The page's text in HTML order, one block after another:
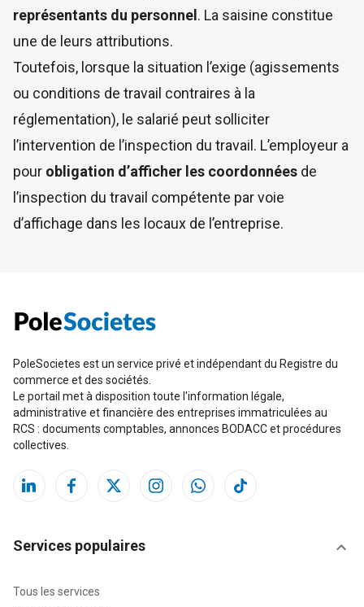
représentants du personnel . La saisine constitue
une de leurs attributions.
Toutefois, lorsque la situation l’exige (agissements
ou conditions de travail contraires à la
réglementation), le salarié peut solliciter
l’intervention de l’inspection du travail. L’employeur a
pour obligation d’afficher les coordonnées de
l’inspection du travail compétente par voie
d’affichage dans les locaux de l’entreprise.
PoleSocietes est un service privé et indépendant du Registre du
commerce et des sociétés.
Le portail met à disposition toute l'information légale,
administrative et financière des entreprises immatriculées au
RCS : documents comptables, annonces BODACC et procédures
collectives.
Services populaires
Tous les services